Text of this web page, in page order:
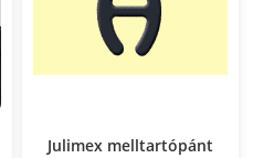
Julimex melltartópánt